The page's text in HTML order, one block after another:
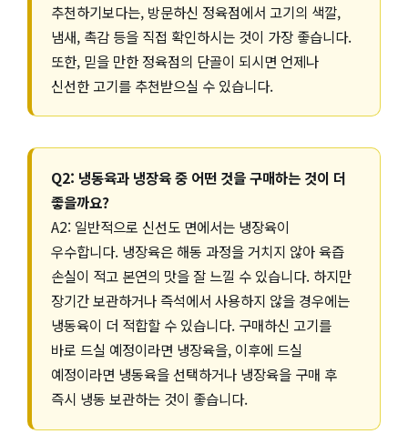
추천하기보다는, 방문하신 정육점에서 고기의 색깔,
냄새, 촉감 등을 직접 확인하시는 것이 가장 좋습니다.
또한, 믿을 만한 정육점의 단골이 되시면 언제나
신선한 고기를 추천받으실 수 있습니다.
Q2: 냉동육과 냉장육 중 어떤 것을 구매하는 것이 더
좋을까요?
A2: 일반적으로 신선도 면에서는 냉장육이
우수합니다. 냉장육은 해동 과정을 거치지 않아 육즙
손실이 적고 본연의 맛을 잘 느낄 수 있습니다. 하지만
장기간 보관하거나 즉석에서 사용하지 않을 경우에는
냉동육이 더 적합할 수 있습니다. 구매하신 고기를
바로 드실 예정이라면 냉장육을, 이후에 드실
예정이라면 냉동육을 선택하거나 냉장육을 구매 후
즉시 냉동 보관하는 것이 좋습니다.